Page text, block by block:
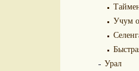
Учум
Урал